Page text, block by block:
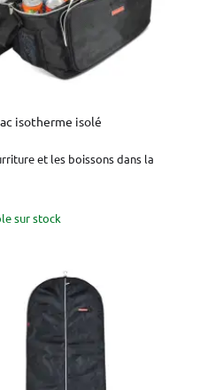
isotherme isolé
et les boissons dans la
sur stock